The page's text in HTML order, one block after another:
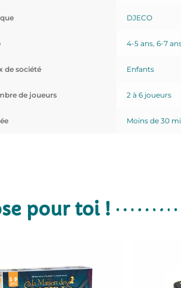
DJECO
4-5 ans, 6-7
de société Enfants
de joueurs 2 à 6 joueurs
Moins de 30
pour toi !